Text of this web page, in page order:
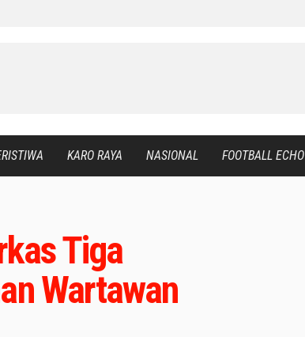
KARO RAYA NASIONAL FOOTBALL ECHO
Tiga
Wartawan